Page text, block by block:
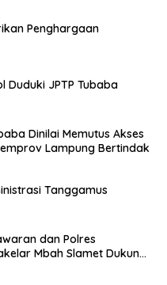
Penghargaan
Duduki JPTP Tubaba
Dinilai Memutus Akses
Lampung Bertindak
Tanggamus
dan Polres
Mbah Slamet Dukun